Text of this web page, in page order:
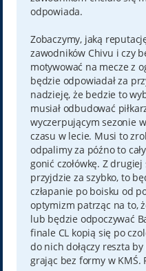
odpowiada.
Zobaczymy, jaką
zawodników Chivu i czy
motywować na mecze z
będzie odpowiadał za
nadzieję, że bedzie to
musiał odbudować
wyczerpującym sezonie
czasu w lecie. Musi to
odpalimy za późno to
gonić czołówkę. Z
przyjdzie za szybko, to
człapanie po boisku od
optymizm patrząc na to,
lub będzie odpoczywać
finale CL kopią się po
do nich dołączy reszta
grając bez formy w KMŚ.